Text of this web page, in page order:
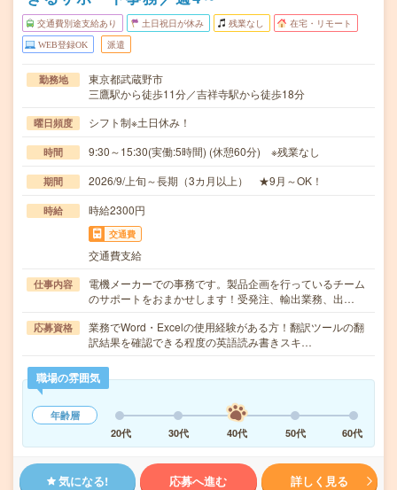
交通費別途支給あり 土日祝日が休み 残業なし 在宅・リモート
WEB登録OK 派遣
勤務地
東京都武蔵野市
三鷹駅から徒歩11分／吉祥寺駅から徒歩18分
曜日頻度 シフト制※土日休み！
時間 9:30～15:30(実働:5時間) (休憩60分) ※残業なし
期間 2026/9/上旬～長期（3カ月以上） ★9月～OK！
時給 時給2300円
交通費
交通費支給
仕事内容
電機メーカーでの事務です。製品企画を行っているチーム
のサポートをおまかせします！受発注、輸出業務、出…
応募資格
業務でWord・Excelの使用経験がある方！翻訳ツールの翻
訳結果を確認できる程度の英語読み書きスキ…
職場の雰囲気
年齢層
20代
30代 40代 50代 60代
気になる! 応募へ進む 詳しく見る